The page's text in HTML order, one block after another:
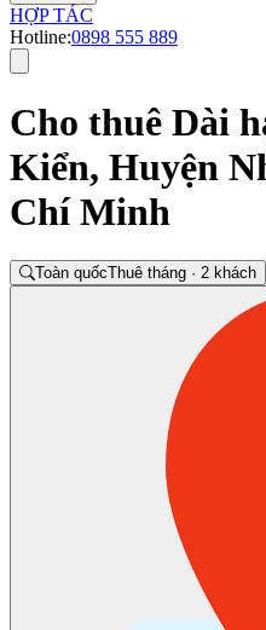
HỢP TÁC
Hotline:0898 555 889
Cho thuê Dài
Kiển, Huyện
Chí Minh
Toàn quốcThuê tháng · 2 khách